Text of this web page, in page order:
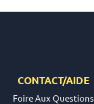
CONTACT/AIDE
Foire Aux Questions